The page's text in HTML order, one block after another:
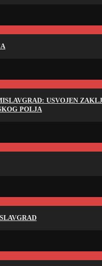
USVOJEN
POLJA